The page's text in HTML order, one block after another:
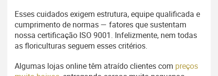
Esses cuidados exigem estrutura, equipe qualificada e
cumprimento de normas — fatores que sustentam
nossa certificação ISO 9001. Infelizmente, nem todas
as floriculturas seguem esses critérios.
Algumas lojas online têm atraído clientes com preços